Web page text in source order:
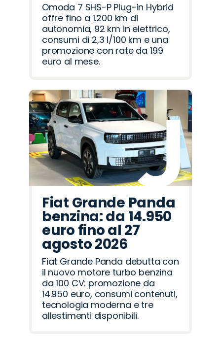
Omoda 7 SHS-P Plug-in Hybrid
offre fino a 1.200 km di
autonomia, 92 km in elettrico,
consumi di 2,3 l/100 km e una
promozione con rate da 199
euro al mese.
Fiat Grande Panda
benzina: da 14.950
euro fino al 27
agosto 2026
Fiat Grande Panda debutta con
il nuovo motore turbo benzina
da 100 CV: promozione da
14.950 euro, consumi contenuti,
tecnologia moderna e tre
allestimenti disponibili.